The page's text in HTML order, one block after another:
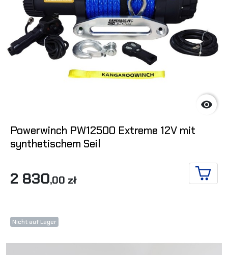

Powerwinch PW12500 Extreme 12V mit
synthetischem Seil
2 830,00 zł IN
Nicht auf Lager